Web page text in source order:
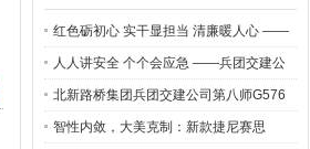
红色砺初心 实干显担当 清廉暖人心 ——
路面分公司开展党风廉政教育月主题党日
活动
人人讲安全 个个会应急 ——兵团交建公
司路面分公司开展“安全生产月”高空坠落
应急演练
北新路桥集团兵团交建公司第八师G576
二标项目玛纳斯河大桥沥青摊铺有序推进
智性内敛，大美克制：新款捷尼赛思